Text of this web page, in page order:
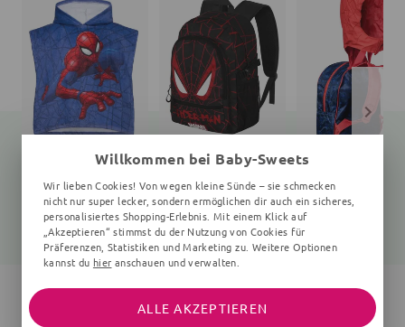
Badeponcho Spiderman
100x50 cm, 1-4 Jahre, blau
18,45 € 19,99 €
Rucksack
uni
33,80 € 44,99 €
Rucksack
uni
26,25 €
Willkommen bei Baby-Sweets
Wir lieben Cookies! Von wegen kleine Sünde – sie schmecken
nicht nur super lecker, sondern ermöglichen dir auch ein sicheres,
personalisiertes Shopping-Erlebnis. Mit einem Klick auf
„Akzeptieren“ stimmst du der Nutzung von Cookies für
Präferenzen, Statistiken und Marketing zu. Weitere Optionen
kannst du hier anschauen und verwalten.
ALLE AKZEPTIEREN